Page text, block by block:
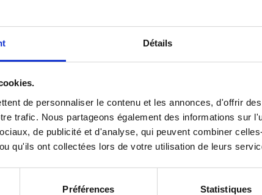
Détails
de personnaliser le contenu et les annonces, d'offrir
trafic. Nous partageons également des informations sur
de publicité et d'analyse, qui peuvent combiner
qu'ils ont collectées lors de votre utilisation de leurs
Préférences Statistiques